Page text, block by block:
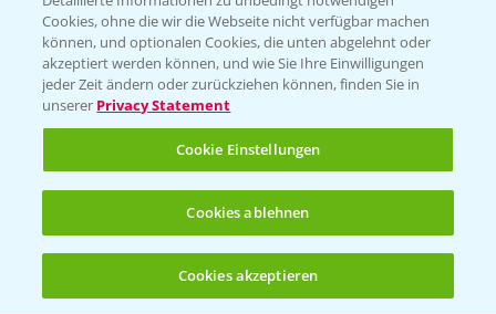
Folgen Sie uns
Allgemeine Nutzungsbedingungen
Datenschutzerklärung
Cookies, ohne die wir die Webseite nicht verfügbar machen
können, und optionalen Cookies, die unten abgelehnt oder
akzeptiert werden können, und wie Sie Ihre Einwilligungen
jeder Zeit ändern oder zurückziehen können, finden Sie in
unserer Privacy Statement
Cookie Einstellungen
Cookies ablehnen
Cookies akzeptieren